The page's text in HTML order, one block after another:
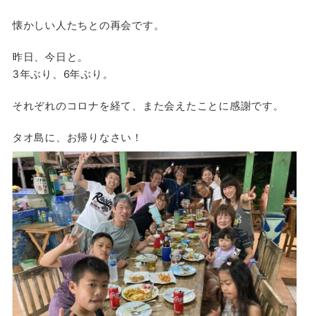
懐かしい人たちとの再会です。
昨日、今日と。
3年ぶり、6年ぶり。
それぞれのコロナを経て、また会えたことに感謝です。
タオ島に、お帰りなさい！